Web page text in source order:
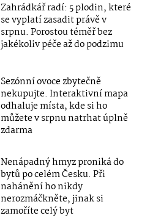
Zahrádkář radí: 5 plodin, které
se vyplatí zasadit právě v
srpnu. Porostou téměř bez
jakékoliv péče až do podzimu
Sezónní ovoce zbytečně
nekupujte. Interaktivní mapa
odhaluje místa, kde si ho
můžete v srpnu natrhat úplně
zdarma
Nenápadný hmyz proniká do
bytů po celém Česku. Při
nahánění ho nikdy
nerozmáčkněte, jinak si
zamoříte celý byt